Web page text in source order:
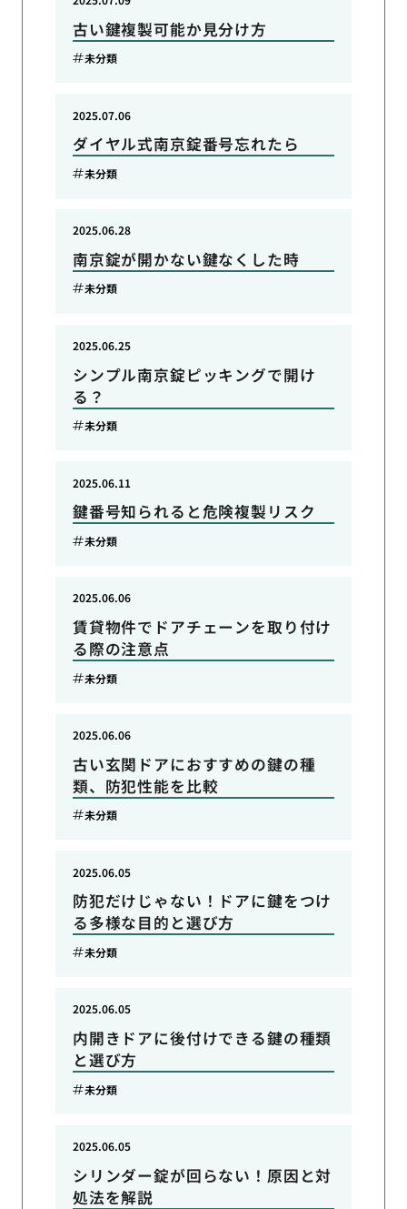
古い鍵複製可能か見分け方
未分類
ダイヤル式南京錠番号忘れたら
2025.07.06
未分類
南京錠が開かない鍵なくした時
2025.06.28
未分類
シンプル南京錠ピッキングで開け
る？
2025.06.25
未分類
鍵番号知られると危険複製リスク
2025.06.11
未分類
賃貸物件でドアチェーンを取り付け
る際の注意点
2025.06.06
未分類
古い玄関ドアにおすすめの鍵の種
類、防犯性能を比較
2025.06.06
未分類
防犯だけじゃない！ドアに鍵をつけ
る多様な目的と選び方
2025.06.05
未分類
内開きドアに後付けできる鍵の種類
と選び方
2025.06.05
未分類
シリンダー錠が回らない！原因と対
処法を解説
2025.06.05